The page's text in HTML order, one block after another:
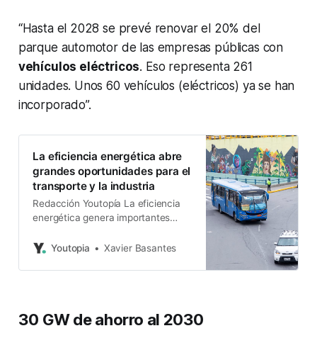
“Hasta el 2028 se prevé renovar el 20% del
parque automotor de las empresas públicas con
vehículos eléctricos. Eso representa 261
unidades. Unos 60 vehículos (eléctricos) ya se han
incorporado”.
La eficiencia energética abre
grandes oportunidades para el
transporte y la industria
Redacción Youtopía La eficiencia
energética genera importantes
ejemplo, permite bajar costos,
el impacto ambiental. Además,
compromiso social por parte de las
Youtopia Xavier Basantes
30 GW de ahorro al 2030